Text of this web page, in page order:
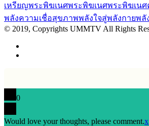
เหรียญพระพิฆเนศพระพิฆเนศพระพิฆเน
พลังความเชื่อสุขภาพพลังใจสู่พลังกายพลั
© 2019, Copyrights UMMTV All Rights
0
Would love your thoughts, please comment.x